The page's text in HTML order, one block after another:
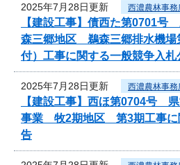
2025年7月28日更新 西濃農林事務
【建設工事】債西た第0701
森三郷地区 鵜森三郷排水機場
付）工事に関する一般競争入札
2025年7月28日更新 西濃農林事務
【建設工事】西ほ第0704号
事業 牧2期地区 第3期工事に
告